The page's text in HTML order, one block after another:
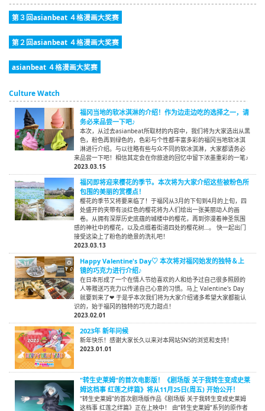
第３回asianbeat ４格漫画大奖赛
第２回asianbeat ４格漫画大奖赛
asianbeat ４格漫画大奖赛
Culture Watch
福冈当地的软冰淇淋的介绍！作为边走边吃的选择之一，请
务必来品尝一下吧♪
本次，从过去asianbeat所取材的内容中，我们将为大家选出从黑
色，粉色再到绿色的，色彩与个性都丰富多彩的福冈当地软冰淇
淋进行介绍。与以往略有些与众不同的软冰淇淋，大家都请务必
来品尝一下吧！相信其定会在你旅途的回忆中留下浓墨重彩的一笔♪
2023.03.15
福冈即将迎来樱花的季节。本次将为大家介绍这些被粉色所
包围的美丽的赏樱点！
樱花的季节又将要来临了！于福冈从3月的下旬到4月的上旬，四
处盛开的夹带有淡红色的樱花将为人们绘出一张美丽动人的画
卷。从拥有深厚历史底蕴的城楼中的樱花，再到弥漫着神圣氛围
感的神社中的樱花，以及点缀着街道四处的樱花树…。 快一起出门
接受这染上了粉色的绝景的洗礼吧！
2023.03.13
Happy Valentine's Day♡ 本次将对福冈始发的独特＆上
镜的巧克力进行介绍♪
在日本形成了一个在情人节给喜欢的人和给予过自己很多照顾的
人等赠送巧克力以传递自己心意的习惯。马上 Valentine's Day
就要到来了❤ 于是乎本次我们将为大家介绍诸多希望大家都能认
识的，始于福冈的独特的巧克力甜点！
2023.02.01
2023年 新年问候
新年快乐！感谢大家长久以来对本网站SNS的浏览和支持！
2023.01.01
"转生史莱姆"的首次电影版！《剧场版 关于我转生变成史莱
姆这档事 红莲之绊篇》将从11月25日(周五) 开始公开！
"转生史莱姆"的首次剧场版作品《剧场版 关于我转生变成史莱姆
这档事 红莲之绊篇》正在上映中！ 由“转生史莱姆”系列的原作者